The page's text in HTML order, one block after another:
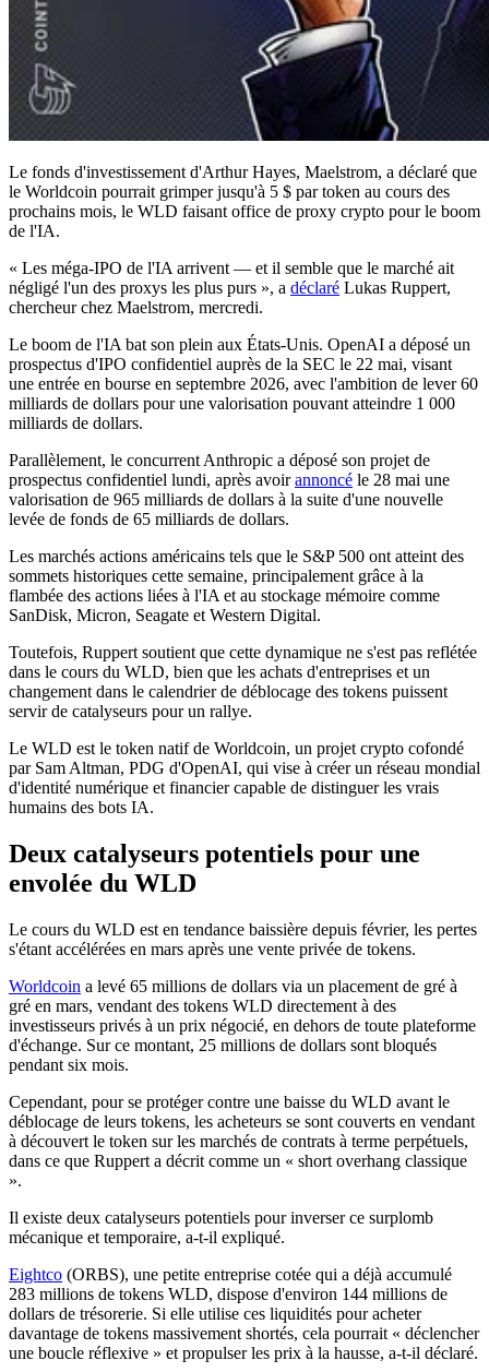
Le fonds d'investissement d'Arthur Hayes, Maelstrom, a déclaré que
le Worldcoin pourrait grimper jusqu'à 5 $ par token au cours des
prochains mois, le WLD faisant office de proxy crypto pour le boom
de l'IA.
« Les méga-IPO de l'IA arrivent — et il semble que le marché ait
négligé l'un des proxys les plus purs », a déclaré Lukas Ruppert,
chercheur chez Maelstrom, mercredi.
Le boom de l'IA bat son plein aux États-Unis. OpenAI a déposé un
prospectus d'IPO confidentiel auprès de la SEC le 22 mai, visant
une entrée en bourse en septembre 2026, avec l'ambition de lever 60
milliards de dollars pour une valorisation pouvant atteindre 1 000
milliards de dollars.
Parallèlement, le concurrent Anthropic a déposé son projet de
prospectus confidentiel lundi, après avoirannoncé le 28 mai une
valorisation de 965 milliards de dollars à la suite d'une nouvelle
levée de fonds de 65 milliards de dollars.
Les marchés actions américains tels que le S&P 500 ont atteint des
sommets historiques cette semaine, principalement grâce à la
flambée des actions liées à l'IA et au stockage mémoire comme
SanDisk, Micron, Seagate et Western Digital.
Toutefois, Ruppert soutient que cette dynamique ne s'est pas reflétée
dans le cours du WLD, bien que les achats d'entreprises et un
changement dans le calendrier de déblocage des tokens puissent
servir de catalyseurs pour un rallye.
Le WLD est le token natif de Worldcoin, un projet crypto cofondé
par Sam Altman, PDG d'OpenAI, qui vise à créer un réseau mondial
d'identité numérique et financier capable de distinguer les vrais
humains des bots IA.
Deux catalyseurs potentiels pour une
envolée du WLD
Le cours du WLD est en tendance baissière depuis février, les pertes
s'étant accélérées en mars après une vente privée de tokens.
Worldcoin a levé 65 millions de dollars via un placement de gré à
gré en mars, vendant des tokens WLD directement à des
investisseurs privés à un prix négocié, en dehors de toute plateforme
d'échange. Sur ce montant, 25 millions de dollars sont bloqués
pendant six mois.
Cependant, pour se protéger contre une baisse du WLD avant le
déblocage de leurs tokens, les acheteurs se sont couverts en vendant
à découvert le token sur les marchés de contrats à terme perpétuels,
dans ce que Ruppert a décrit comme un « short overhang classique
».
Il existe deux catalyseurs potentiels pour inverser ce surplomb
mécanique et temporaire, a-t-il expliqué.
Eightco (ORBS), une petite entreprise cotée qui a déjà accumulé
283 millions de tokens WLD, dispose d'environ 144 millions de
dollars de trésorerie. Si elle utilise ces liquidités pour acheter
davantage de tokens massivement shortés, cela pourrait « déclencher
une boucle réflexive » et propulser les prix à la hausse, a-t-il déclaré.